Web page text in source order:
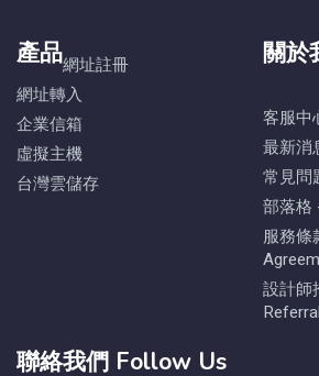
產品網址註冊
網址轉入
企業信箱
虛擬主機
台灣雲儲存
關於
客服中
最新消
常見問
部落格
服務條
設計師
聯絡我們 Follow Us